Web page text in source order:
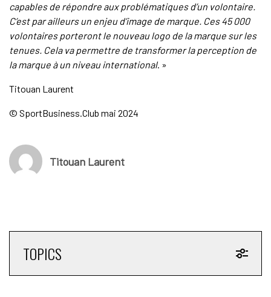
capables de répondre aux problématiques d’un volontaire.
C’est par ailleurs un enjeu d’image de marque. Ces 45 000
volontaires porteront le nouveau logo de la marque sur les
tenues. Cela va permettre de transformer la perception de
la marque à un niveau international. »
Titouan Laurent
© SportBusiness.Club mai 2024
Titouan Laurent
TOPICS